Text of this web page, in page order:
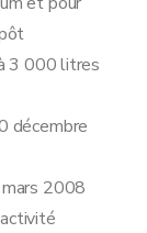
3 000 litres
décembre
2008